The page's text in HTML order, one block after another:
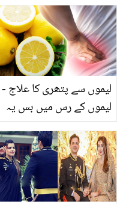
لیموں سے پتھری کا علاج -
لیموں کے رس میں بس یہ
چیز شامل کریں اور گھر
بیٹھے گردوں کی پتھری کو
ختم کرنے کا آسان طریقہ
جانیئے